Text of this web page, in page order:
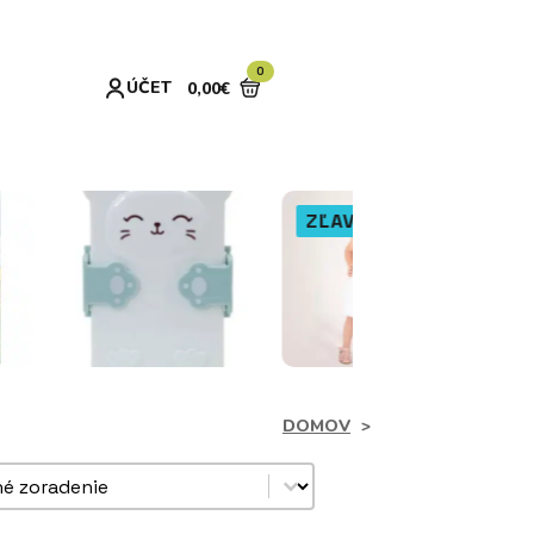
ÚČET 0,00€
0
ZĽAVA!
DOMOV